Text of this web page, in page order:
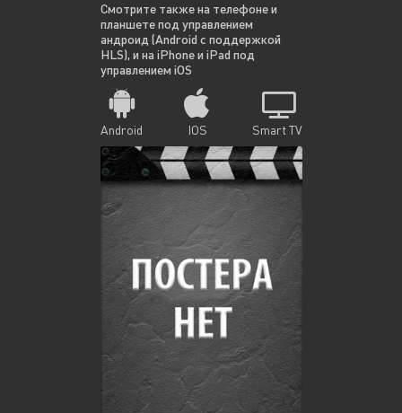
Смотрите также на телефоне и
планшете под управлением
андроид (Android с поддержкой
HLS), и на iPhone и iPad под
управлением iOS
Android IOS Smart TV